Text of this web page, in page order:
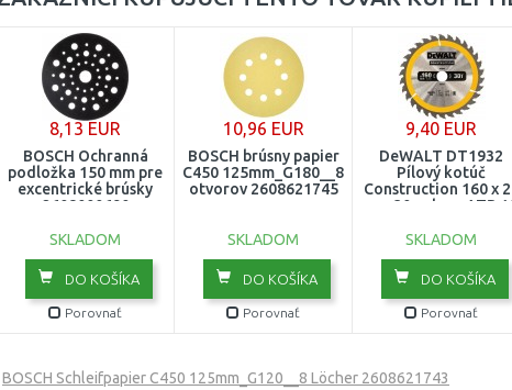
8,13 EUR
BOSCH Ochranná
podložka 150 mm pre
excentrické brúsky
2608000690
SKLADOM
DO KOŠÍKA
Porovnať
10,96 EUR
BOSCH brúsny papier
C450 125mm_G180__8
otvorov 2608621745
SKLADOM
DO KOŠÍKA
Porovnať
9,40 EUR
DeWALT DT1932
Pílový kotúč
Construction 160 x
mm, 30 zubov, ATB
SKLADOM
DO KOŠÍKA
Porovnať
BOSCH Schleifpapier C450 125mm_G120__8 Löcher 2608621743